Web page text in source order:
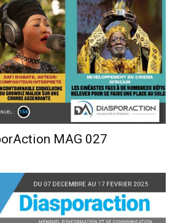
MAG 027